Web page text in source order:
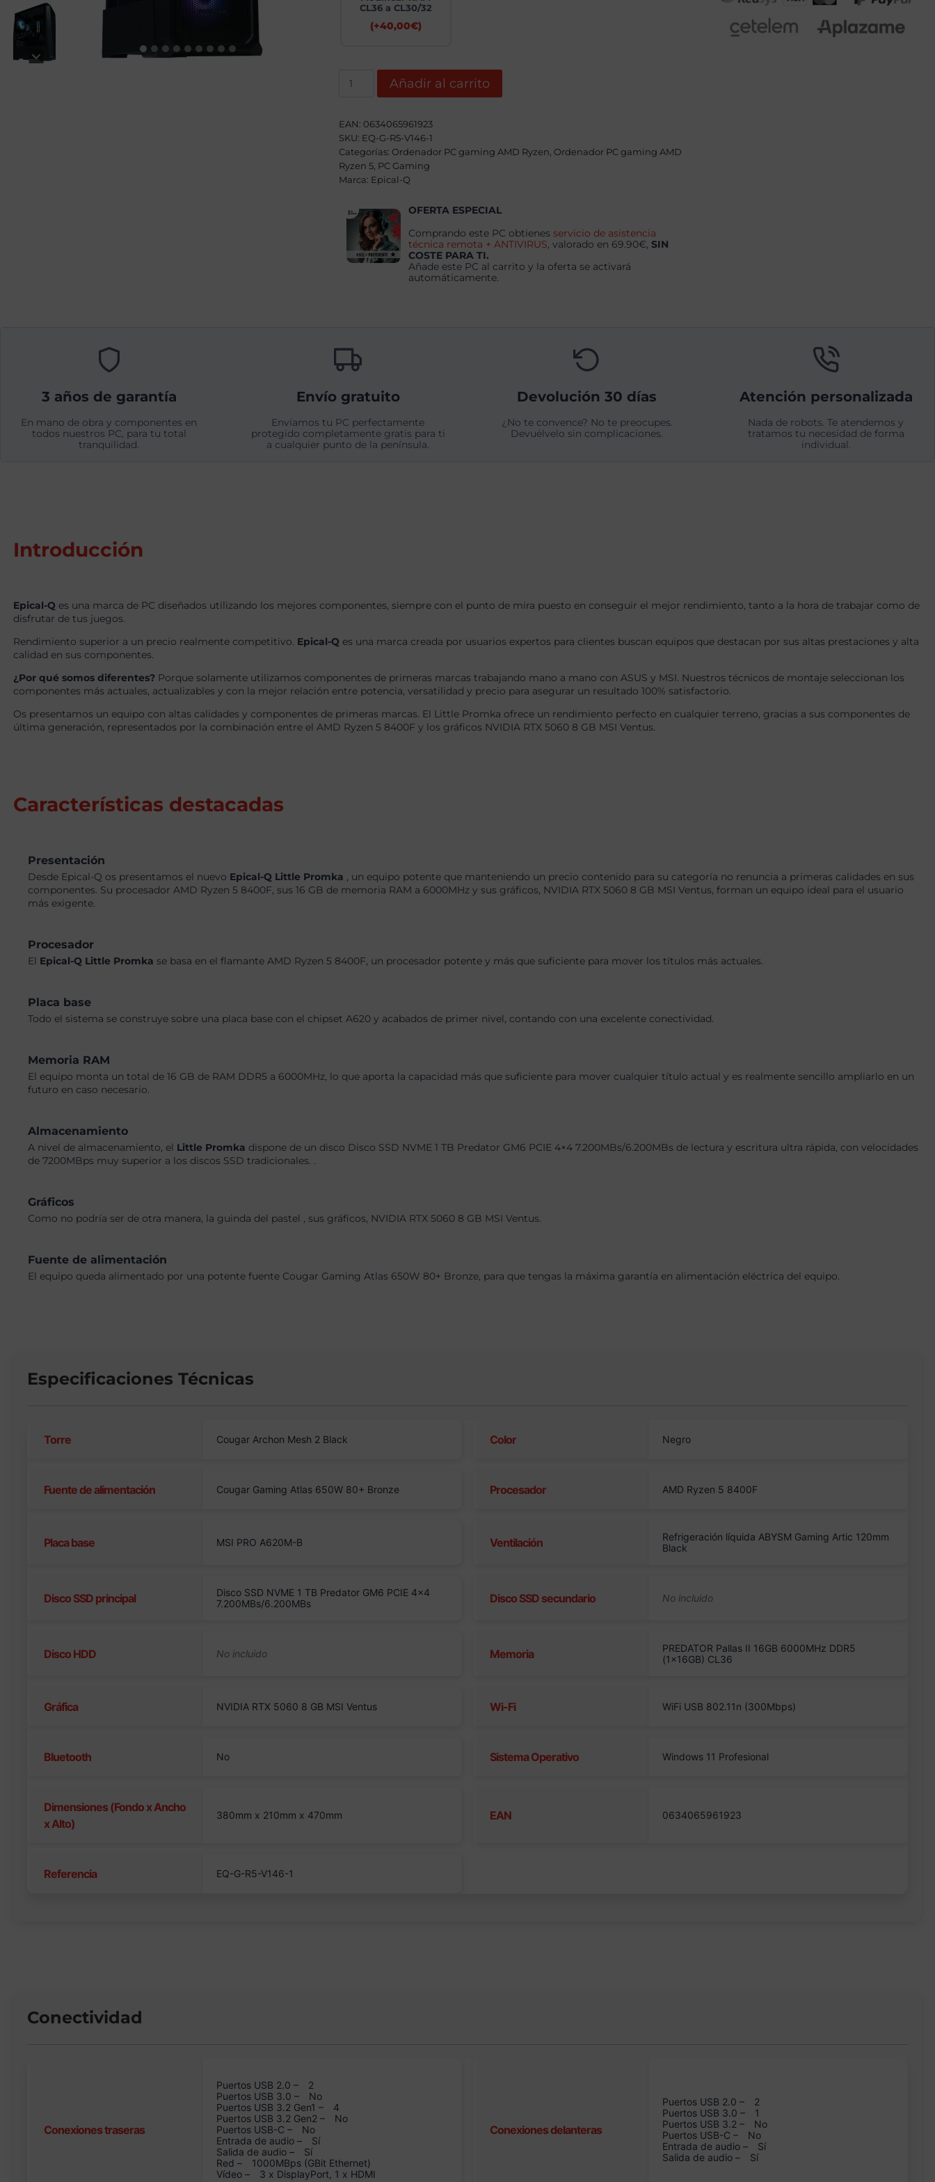
CL36 a CL30/32
(+40,00€)
AMD
Ryzen
5
8400F,
16GB,
1TB
NVME,
5060
Windows
Pro
cantidad
Añadir al carrito
EAN: 0634065961923
SKU: EQ-G-R5-V146-1
Categorías: Ordenador PC gaming AMD Ryzen, Ordenador PC gaming AMD
Ryzen 5, PC Gaming
Marca: Epical-Q
OFERTA ESPECIAL
Comprando este PC obtienes servicio de asistencia
técnica remota + ANTIVIRUS, valorado en 69.90€, SIN
COSTE PARA TI.
Añade este PC al carrito y la oferta se activará
automáticamente.
3 años de garantía
En mano de obra y componentes en
todos nuestros PC, para tu total
tranquilidad.
Envío gratuito
Envíamos tu PC perfectamente
protegido completamente gratis para ti
a cualquier punto de la península.
Devolución 30 días
¿No te convence? No te preocupes.
Devuélvelo sin complicaciones.
Atención personalizada
Nada de robots. Te atendemos y
tratamos tu necesidad de forma
individual.
Introducción
Epical-Q es una marca de PC diseñados utilizando los mejores componentes, siempre con el punto de mira puesto en conseguir el mejor rendimiento, tanto a la hora de trabajar como de
disfrutar de tus juegos.
Rendimiento superior a un precio realmente competitivo. Epical-Q es una marca creada por usuarios expertos para clientes buscan equipos que destacan por sus altas prestaciones y alta
calidad en sus componentes.
¿Por qué somos diferentes? Porque solamente utilizamos componentes de primeras marcas trabajando mano a mano con ASUS y MSI. Nuestros técnicos de montaje seleccionan los
componentes más actuales, actualizables y con la mejor relación entre potencia, versatilidad y precio para asegurar un resultado 100% satisfactorio.
Os presentamos un equipo con altas calidades y componentes de primeras marcas. El Little Promka ofrece un rendimiento perfecto en cualquier terreno, gracias a sus componentes de
última generación, representados por la combinación entre el AMD Ryzen 5 8400F y los gráficos NVIDIA RTX 5060 8 GB MSI Ventus.
Características destacadas
Presentación
Desde Epical-Q os presentamos el nuevo Epical-Q Little Promka , un equipo potente que manteniendo un precio contenido para su categoría no renuncia a primeras calidades en sus
componentes. Su procesador AMD Ryzen 5 8400F, sus 16 GB de memoria RAM a 6000MHz y sus gráficos, NVIDIA RTX 5060 8 GB MSI Ventus, forman un equipo ideal para el usuario
más exigente.
Procesador
El Epical-Q Little Promka se basa en el flamante AMD Ryzen 5 8400F, un procesador potente y más que suficiente para mover los títulos más actuales.
Placa base
Todo el sistema se construye sobre una placa base con el chipset A620 y acabados de primer nivel, contando con una excelente conectividad.
Memoria RAM
El equipo monta un total de 16 GB de RAM DDR5 a 6000MHz, lo que aporta la capacidad más que suficiente para mover cualquier título actual y es realmente sencillo ampliarlo en un
futuro en caso necesario.
Almacenamiento
A nivel de almacenamiento, el Little Promka dispone de un disco Disco SSD NVME 1 TB Predator GM6 PCIE 4×4 7.200MBs/6.200MBs de lectura y escritura ultra rápida, con velocidades
de 7200MBps muy superior a los discos SSD tradicionales. .
Gráficos
Como no podría ser de otra manera, la guinda del pastel , sus gráficos, NVIDIA RTX 5060 8 GB MSI Ventus.
Fuente de alimentación
El equipo queda alimentado por una potente fuente Cougar Gaming Atlas 650W 80+ Bronze, para que tengas la máxima garantía en alimentación eléctrica del equipo.
Especificaciones Técnicas
Torre Cougar Archon Mesh 2 Black Color Negro
Fuente de alimentación Cougar Gaming Atlas 650W 80+ Bronze Procesador AMD Ryzen 5 8400F
Placa base MSI PRO A620M-B Ventilación
Refrigeración líquida ABYSM Gaming Artic 120mm
Black
Disco SSD principal
Disco SSD NVME 1 TB Predator GM6 PCIE 4×4
7.200MBs/6.200MBs
Disco SSD secundario
Disco HDD Memoria
PREDATOR Pallas II 16GB 6000MHz DDR5
(1x16GB) CL36
Gráfica NVIDIA RTX 5060 8 GB MSI Ventus Wi-Fi WiFi USB 802.11n (300Mbps)
Bluetooth No Sistema Operativo Windows 11 Profesional
Dimensiones (Fondo x Ancho
x Alto)
380mm x 210mm x 470mm EAN 0634065961923
Referencia EQ-G-R5-V146-1
Conectividad
Conexiones traseras
Puertos USB 2.0 –
2
Puertos USB 3.0 –
No
Puertos USB 3.2 Gen1 –
4
Puertos USB 3.2 Gen2 –
No
Puertos USB-C –
No
Entrada de audio –
Sí
Salida de audio –
Sí
Red –
1000MBps (GBit Ethernet)
Vídeo –
3 x DisplayPort, 1 x HDMI
Conexiones delanteras
Puertos USB 2.0 –
2
Puertos USB 3.0 –
1
Puertos USB 3.2 –
No
Puertos USB-C –
No
Entrada de audio –
Sí
Salida de audio –
Sí